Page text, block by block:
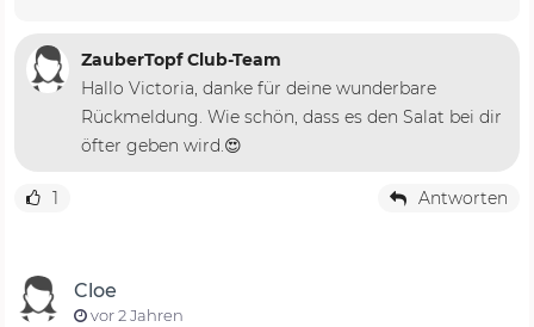
ZauberTopf Club-Team
Hallo Victoria, danke für deine wunderbare
Rückmeldung. Wie schön, dass es den Salat bei dir
öfter geben wird.😍
1 Antworten
Cloe
vor 2 Jahren